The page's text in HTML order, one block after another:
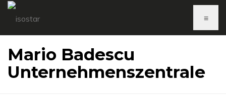
≡
Mario Badescu
Unternehmenszentrale